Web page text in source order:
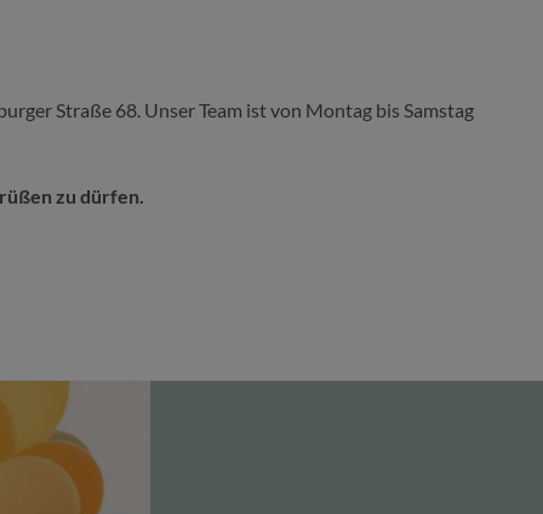
Straße 68. Unser Team ist von Montag bis Samstag
zu dürfen.